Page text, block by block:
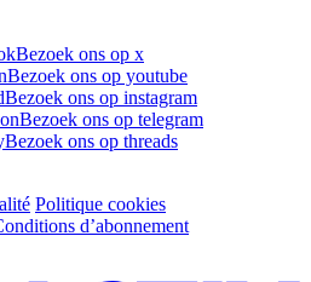
Bezoek ons op x
Bezoek ons op youtube
Bezoek ons op instagram
Bezoek ons op telegram
Bezoek ons op threads
Politique cookies
d’abonnement